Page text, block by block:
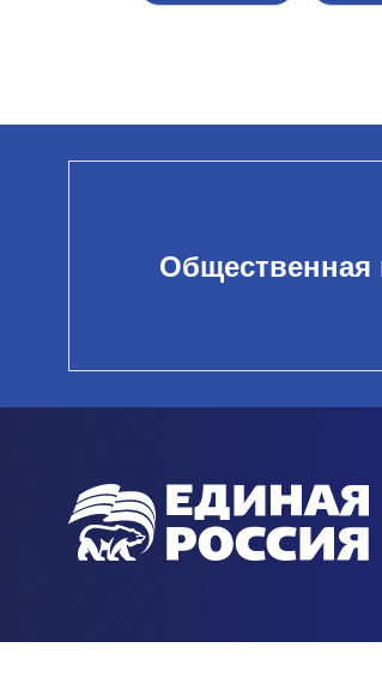
Общественная